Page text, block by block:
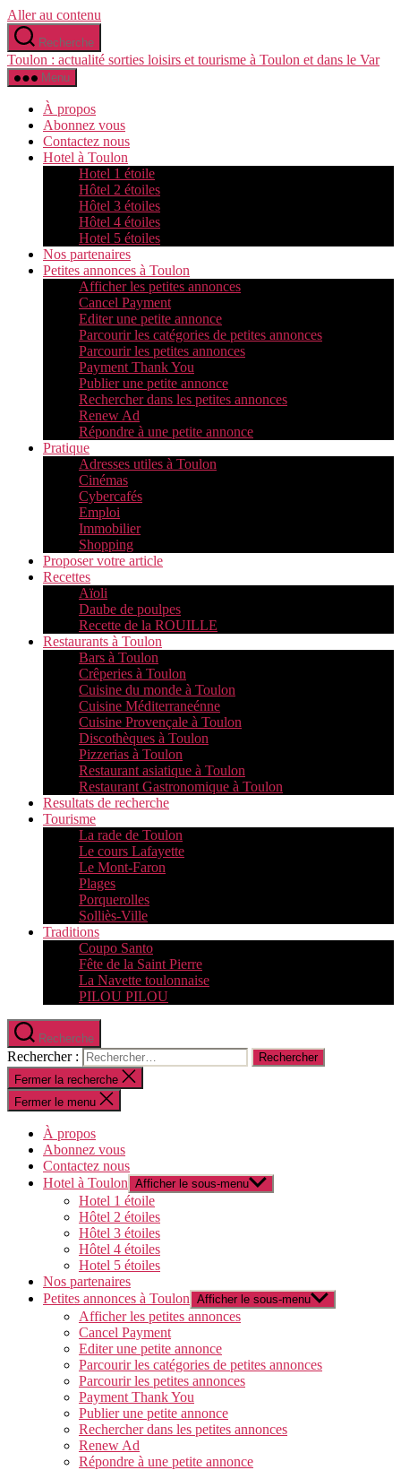
Aller au contenu
Recherche
Toulon : actualité sorties loisirs et tourisme à Toulon et dans le Var
Menu
À propos
Abonnez vous
Contactez nous
Hotel à Toulon
Hotel 1 étoile
Hôtel 2 étoiles
Hôtel 3 étoiles
Hôtel 4 étoiles
Hotel 5 étoiles
Nos partenaires
Petites annonces à Toulon
Afficher les petites annonces
Cancel Payment
Editer une petite annonce
Parcourir les catégories de petites annonces
Parcourir les petites annonces
Payment Thank You
Publier une petite annonce
Rechercher dans les petites annonces
Renew Ad
Répondre à une petite annonce
Pratique
Adresses utiles à Toulon
Cinémas
Cybercafés
Emploi
Immobilier
Shopping
Proposer votre article
Recettes
Aïoli
Daube de poulpes
Recette de la ROUILLE
Restaurants à Toulon
Bars à Toulon
Crêperies à Toulon
Cuisine du monde à Toulon
Cuisine Méditerraneénne
Cuisine Provençale à Toulon
Discothèques à Toulon
Pizzerias à Toulon
Restaurant asiatique à Toulon
Restaurant Gastronomique à Toulon
Resultats de recherche
Tourisme
La rade de Toulon
Le cours Lafayette
Le Mont-Faron
Plages
Porquerolles
Solliès-Ville
Traditions
Coupo Santo
Fête de la Saint Pierre
La Navette toulonnaise
PILOU PILOU
Recherche
Rechercher :
Fermer la recherche
Fermer le menu
À propos
Abonnez vous
Contactez nous
Hotel à Toulon Afficher le sous-menu
Hotel 1 étoile
Hôtel 2 étoiles
Hôtel 3 étoiles
Hôtel 4 étoiles
Hotel 5 étoiles
Nos partenaires
Petites annonces à Toulon Afficher le sous-menu
Afficher les petites annonces
Cancel Payment
Editer une petite annonce
Parcourir les catégories de petites annonces
Parcourir les petites annonces
Payment Thank You
Publier une petite annonce
Rechercher dans les petites annonces
Renew Ad
Répondre à une petite annonce